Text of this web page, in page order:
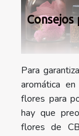
Para
aromática
flores para
hay que
flores de